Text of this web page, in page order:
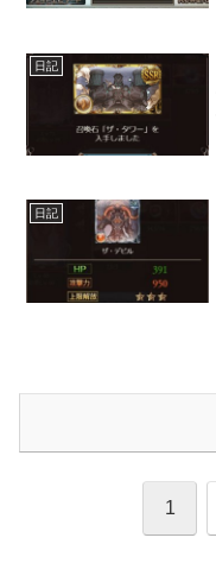
日記
日記
1